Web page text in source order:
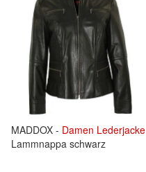
MADDOX - Damen Lederjacke
Lammnappa schwarz